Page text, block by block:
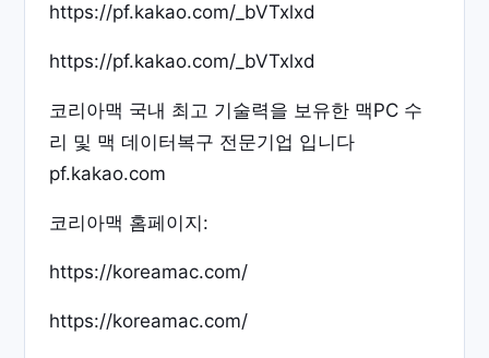
https://pf.kakao.com/_bVTxlxd
https://pf.kakao.com/_bVTxlxd
코리아맥 국내 최고 기술력을 보유한 맥PC 수
리 및 맥 데이터복구 전문기업 입니다
pf.kakao.com
코리아맥 홈페이지:
https://koreamac.com/
https://koreamac.com/